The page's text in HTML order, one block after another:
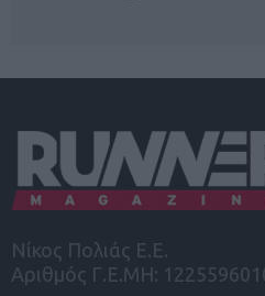
Νίκος Πολιάς Ε.Ε.
Αριθμός Γ.Ε.ΜΗ: